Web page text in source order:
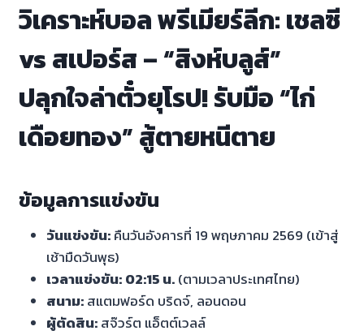
วิเคราะห์บอล พรีเมียร์ลีก: เชลซี
vs สเปอร์ส – “สิงห์บลูส์”
ปลุกใจล่าตั๋วยุโรป! รับมือ “ไก่
เดือยทอง” สู้ตายหนีตาย
ข้อมูลการแข่งขัน
วันแข่งขัน:คืนวันอังคารที่ 19 พฤษภาคม 2569 (เข้าสู่
เช้ามืดวันพุธ)
เวลาแข่งขัน:02:15 น.(ตามเวลาประเทศไทย)
สนาม:สแตมฟอร์ด บริดจ์, ลอนดอน
ผู้ตัดสิน:สจ๊วร์ต แอ็ตต์เวลล์